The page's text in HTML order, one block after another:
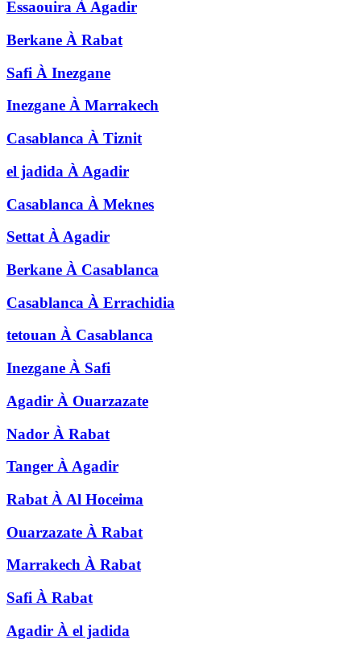
Essaouira ÀAgadir
Berkane À Rabat
Safi À Inezgane
Inezgane À Marrakech
Casablanca À Tiznit
el jadida À Agadir
Casablanca À Meknes
Settat ÀAgadir
Berkane À Casablanca
Casablanca À Errachidia
tetouan À Casablanca
Inezgane À Safi
Agadir À Ouarzazate
Nador À Rabat
Tanger ÀAgadir
Rabat À Al Hoceima
Ouarzazate À Rabat
Marrakech À Rabat
Safi À Rabat
Agadir À el jadida